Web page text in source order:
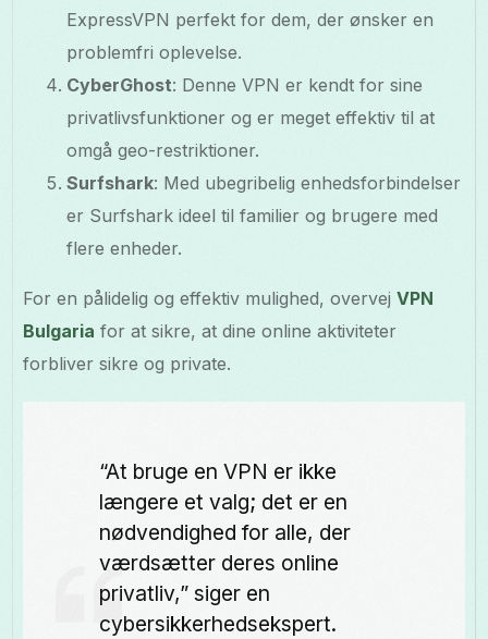
ExpressVPN perfekt for dem, der ønsker en
problemfri oplevelse.
CyberGhost: Denne VPN er kendt for sine
privatlivsfunktioner og er meget effektiv til at
omgå geo-restriktioner.
Surfshark: Med ubegribelig enhedsforbindelser
er Surfshark ideel til familier og brugere med
flere enheder.
For en pålidelig og effektiv mulighed, overvejVPN
Bulgaria for at sikre, at dine online aktiviteter
forbliver sikre og private.
“At bruge en VPN er ikke
længere et valg; det er en
nødvendighed for alle, der
værdsætter deres online
privatliv,” siger en
cybersikkerhedsekspert.